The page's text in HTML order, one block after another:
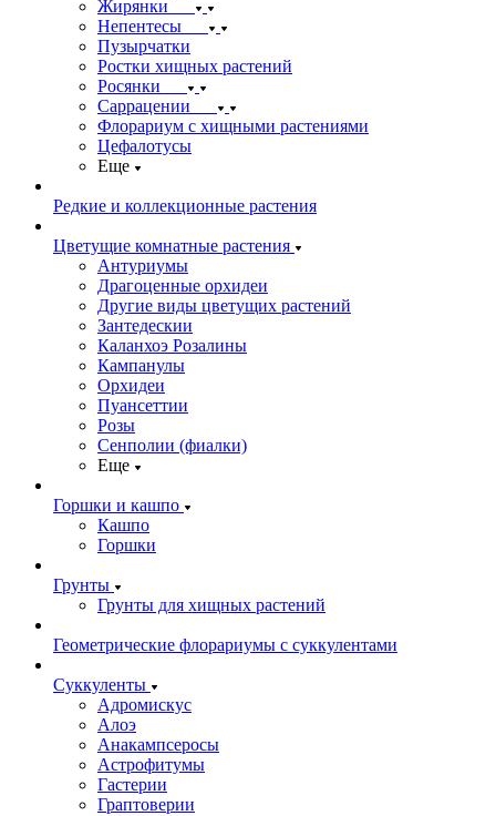
Жирянки
Непентесы
Пузырчатки
Ростки хищных растений
Росянки
Саррацении
Флорариум с хищными растениями
Цефалотусы
Еще
Редкие и коллекционные растения
Цветущие комнатные растения
Антуриумы
Драгоценные орхидеи
Другие виды цветущих растений
Зантедескии
Каланхоэ Розалины
Кампанулы
Орхидеи
Пуансеттии
Розы
Сенполии (фиалки)
Еще
Горшки и кашпо
Кашпо
Горшки
Грунты
Грунты для хищных растений
Геометрические флорариумы с суккулентами
Суккуленты
Адромискус
Алоэ
Анакампсеросы
Астрофитумы
Гастерии
Граптоверии